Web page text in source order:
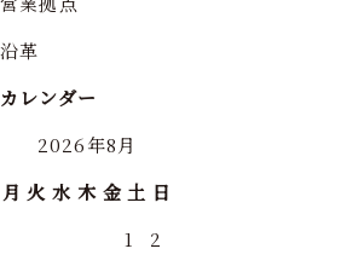
沿革
カレンダー
2026年8月
月 火 水 木 金 土 日
1
2